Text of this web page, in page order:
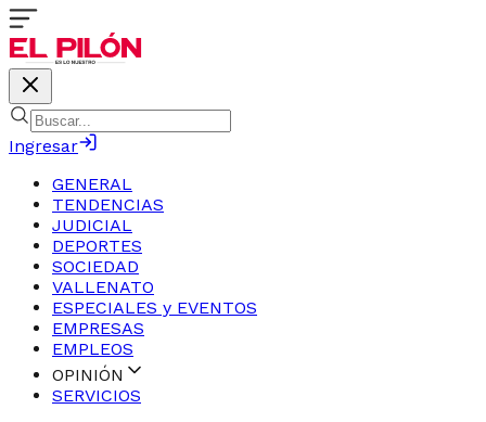
Ingresar
GENERAL
TENDENCIAS
JUDICIAL
DEPORTES
SOCIEDAD
VALLENATO
ESPECIALES y EVENTOS
EMPRESAS
EMPLEOS
OPINIÓN
SERVICIOS